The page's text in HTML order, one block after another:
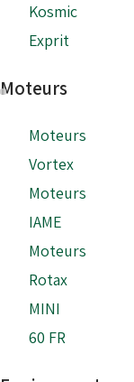
Kosmic
Exprit
Moteurs
Moteurs
Vortex
Moteurs
IAME
Moteurs
Rotax
MINI
60 FR